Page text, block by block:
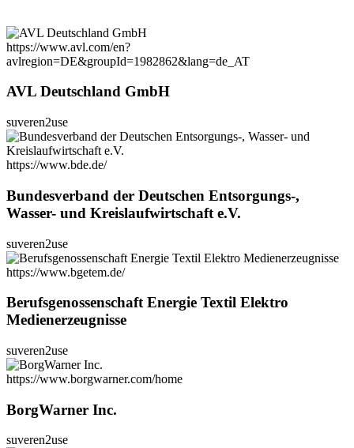
https://www.avl.com/en?
avlregion=DE&groupId=1982862&lang=de_AT
AVL Deutschland GmbH
suveren2use
https://www.bde.de/
Bundesverband der Deutschen Entsorgungs-,
Wasser- und Kreislaufwirtschaft e.V.
suveren2use
https://www.bgetem.de/
Berufsgenossenschaft Energie Textil Elektro
Medienerzeugnisse
suveren2use
https://www.borgwarner.com/home
BorgWarner Inc.
suveren2use